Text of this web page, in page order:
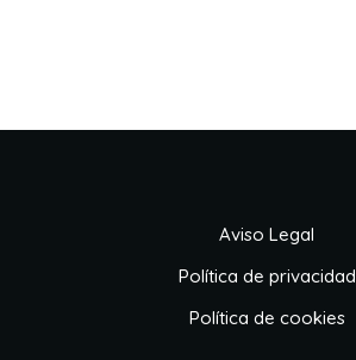
Aviso Legal
Política de privacidad
Política de cookies